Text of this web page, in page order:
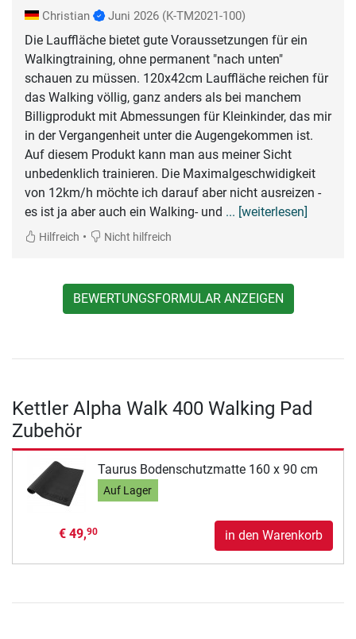
Christian Juni 2026 (K-TM2021-100)
Die Lauffläche bietet gute Voraussetzungen für ein
Walkingtraining, ohne permanent "nach unten"
schauen zu müssen. 120x42cm Lauffläche reichen für
das Walking völlig, ganz anders als bei manchem
Billigprodukt mit Abmessungen für Kleinkinder, das mir
in der Vergangenheit unter die Augengekommen ist.
Auf diesem Produkt kann man aus meiner Sicht
unbedenklich trainieren. Die Maximalgeschwidigkeit
von 12km/h möchte ich darauf aber nicht ausreizen -
es ist ja aber auch ein Walking- und ... [weiterlesen]
Hilfreich • Nicht hilfreich
BEWERTUNGSFORMULAR ANZEIGEN
Kettler Alpha Walk 400 Walking Pad
Zubehör
Taurus Bodenschutzmatte 160 x 90 cm
Auf Lager
€ 49,90 in den Warenkorb